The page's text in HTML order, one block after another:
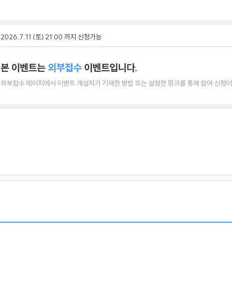
2026.7.11 (토) 21:00 까지 신청가능
본 이벤트는 외부접수 이벤트입니다.
외부접수 페이지에서 이벤트 개설자가 기재한 방법 또는 설정한 링크를 통해 참여 신청